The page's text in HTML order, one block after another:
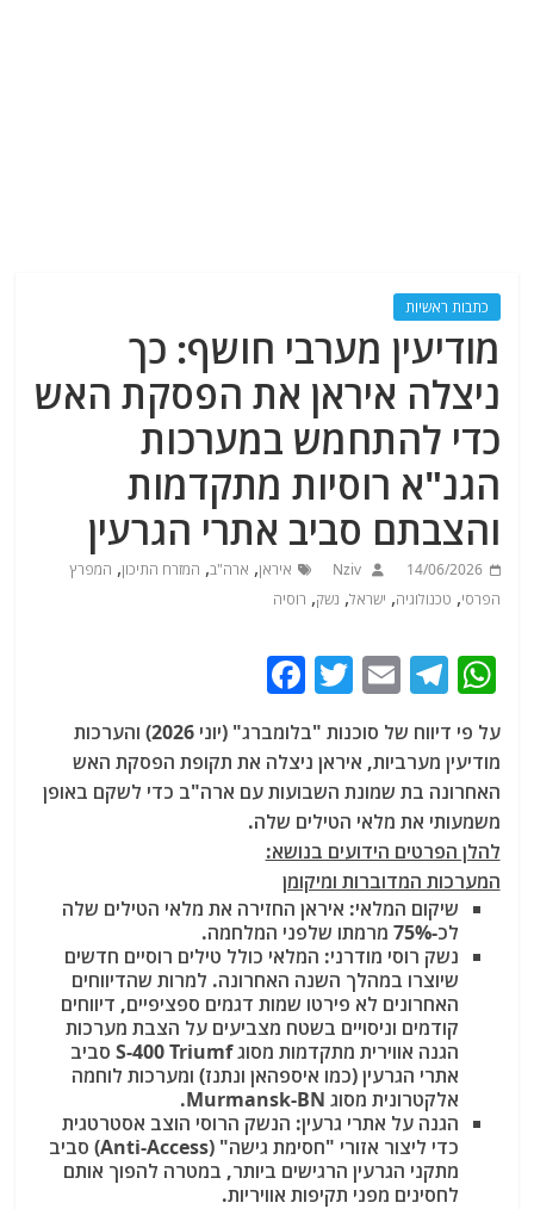
כתבות ראשיות
מודיעין מערבי חושף: כך
ניצלה איראן את הפסקת האש
כדי להתחמש במערכות
הגנ"א רוסיות מתקדמות
והצבתם סביב אתרי הגרעין
14/06/2026
Nziv איראן, ארה"ב, המזרח התיכון, המפרץ
הפרסי, טכנולוגיה, ישראל, נשק, רוסיה
W
at
s
A
p
p
T
el
e
g
ra
m
E
ai
l
T
w
itt
er
c
e
b
o
o
k
על פי דיווח של סוכנות "בלומברג" (יוני 2026) והערכות
מודיעין מערביות, איראן ניצלה את תקופת הפסקת האש
האחרונה בת שמונת השבועות עם ארה"ב כדי לשקם באופן
משמעותי את מלאי הטילים שלה.
להלן הפרטים הידועים בנושא:
המערכות המדוברות ומיקומן
שיקום המלאי: איראן החזירה את מלאי הטילים שלה
לכ-75% מרמתו שלפני המלחמה.
נשק רוסי מודרני: המלאי כולל טילים רוסיים חדשים
שיוצרו במהלך השנה האחרונה. למרות שהדיווחים
האחרונים לא פירטו שמות דגמים ספציפיים, דיווחים
קודמים וניסויים בשטח מצביעים על הצבת מערכות
הגנה אווירית מתקדמות מסוג S-400 Triumf
סביב
אתרי הגרעין (כמו איספהאן ונתנז) ומערכות לוחמה
אלקטרונית מסוג Murmansk-BN.
הגנה על אתרי גרעין: הנשק הרוסי הוצב אסטרטגית
כדי ליצור אזורי "חסימת גישה" (Anti-Access) סביב
מתקני הגרעין הרגישים ביותר, במטרה להפוך אותם
לחסינים מפני תקיפות אוויריות.